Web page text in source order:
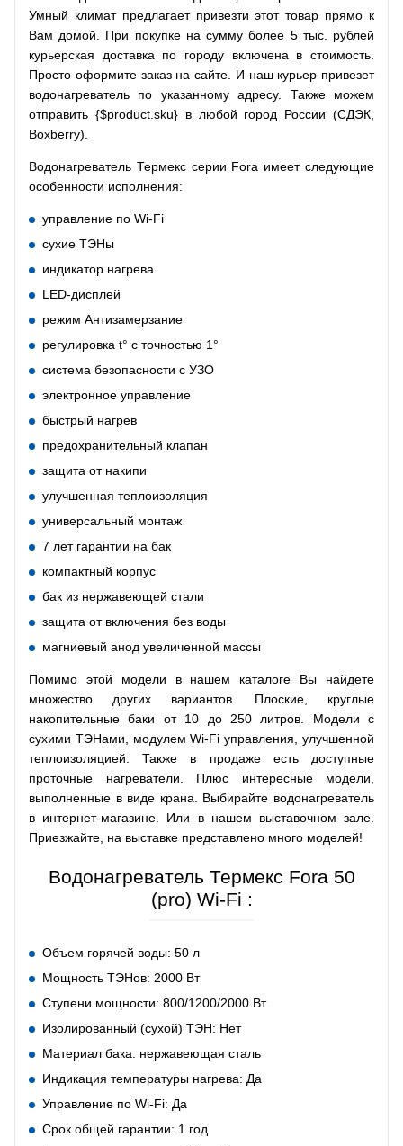
Умный климат предлагает привезти этот товар прямо к
Вам домой. При покупке на сумму более 5 тыс. рублей
курьерская доставка по городу включена в стоимость.
Просто оформите заказ на сайте. И наш курьер привезет
водонагреватель по указанному адресу. Также можем
отправить {$product.sku} в любой город России (СДЭК,
Boxberry).
Водонагреватель Термекс серии Fora имеет следующие
особенности исполнения:
управление по Wi-Fi
сухие ТЭНы
индикатор нагрева
LED-дисплей
режим Антизамерзание
регулировка t° с точностью 1°
система безопасности c УЗО
электронное управление
быстрый нагрев
предохранительный клапан
защита от накипи
улучшенная теплоизоляция
универсальный монтаж
7 лет гарантии на бак
компактный корпус
бак из нержавеющей стали
защита от включения без воды
магниевый анод увеличенной массы
Помимо этой модели в нашем каталоге Вы найдете
множество других вариантов. Плоские, круглые
накопительные баки от 10 до 250 литров. Модели с
сухими ТЭНами, модулем Wi-Fi управления, улучшенной
теплоизоляцией. Также в продаже есть доступные
проточные нагреватели. Плюс интересные модели,
выполненные в виде крана. Выбирайте водонагреватель
в интернет-магазине. Или в нашем выставочном зале.
Приезжайте, на выставке представлено много моделей!
Водонагреватель Термекс Fora 50
(pro) Wi-Fi :
Объем горячей воды: 50 л
Мощность ТЭНов: 2000 Вт
Ступени мощности: 800/1200/2000 Вт
Изолированный (сухой) ТЭН: Нет
Материал бака: нержавеющая сталь
Индикация температуры нагрева: Да
Управление по Wi-Fi: Да
Срок общей гарантии: 1 год